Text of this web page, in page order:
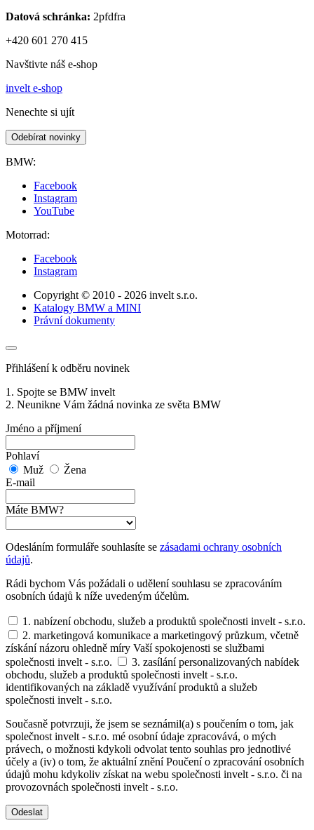
Datová schránka: 2pfdfra
+420 601 270 415
Navštivte náš e-shop
invelt e-shop
Nenechte si ujít
Odebírat novinky
BMW:
Facebook
Instagram
YouTube
Motorrad:
Facebook
Instagram
Copyright © 2010 - 2026 invelt s.r.o.
Katalogy BMW a MINI
Právní dokumenty
Přihlášení k odběru novinek
1. Spojte se BMW invelt
2. Neunikne Vám žádná novinka ze světa BMW
Jméno a příjmení
Pohlaví
Muž
Žena
E-mail
Máte BMW?
Odesláním formuláře souhlasíte se zásadami ochrany osobních
údajů.
Rádi bychom Vás požádali o udělení souhlasu se zpracováním
osobních údajů k níže uvedeným účelům.
1. nabízení obchodu, služeb a produktů společnosti invelt - s.r.o.
2. marketingová komunikace a marketingový průzkum, včetně
získání názoru ohledně míry Vaší spokojenosti se službami
společnosti invelt - s.r.o.
3. zasílání personalizovaných nabídek
obchodu, služeb a produktů společnosti invelt - s.r.o.
identifikovaných na základě využívání produktů a služeb
společnosti invelt - s.r.o.
Současně potvrzuji, že jsem se seznámil(a) s poučením o tom, jak
společnost invelt - s.r.o. mé osobní údaje zpracovává, o mých
právech, o možnosti kdykoli odvolat tento souhlas pro jednotlivé
účely a (iv) o tom, že aktuální znění Poučení o zpracování osobních
údajů mohu kdykoliv získat na webu společnosti invelt - s.r.o. či na
provozovnách společnosti invelt - s.r.o.
Odeslat